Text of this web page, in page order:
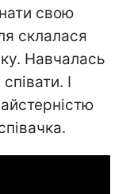
свою
склалася
Навчалась
І